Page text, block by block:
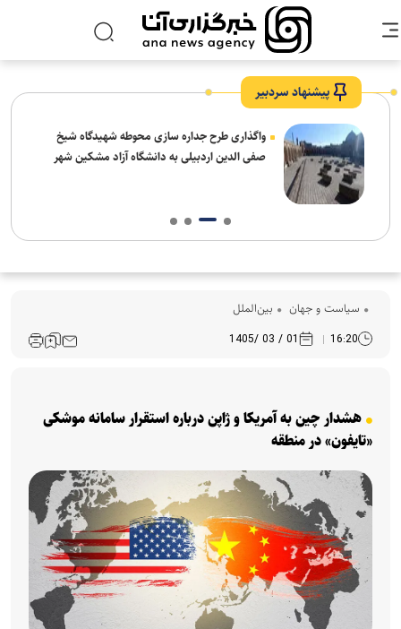
پیشنهاد سردبیر
واگذاری طرح جداره سازی محوطه شهیدگاه شیخ
صفی الدین اردبیلی به دانشگاه آزاد مشکین شهر
سیاست و جهان بین‌الملل
16:20
01 / 03 /1405
هشدار چین به آمریکا و ژاپن درباره استقرار سامانه موشکی
«تایفون» در منطقه